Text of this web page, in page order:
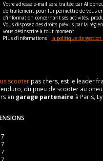
Votre adresse e-mail sera traitée par
de traitement pour lui permettre de vous
d'information concernant ses activités,
Vous disposez des droits prévus par la
vous désinscrire à tout moment.
Plus d'informations : la politique de gestion
scooterpas chers, est le leader
du pneu de scooter au
en garage partenaire à Paris,